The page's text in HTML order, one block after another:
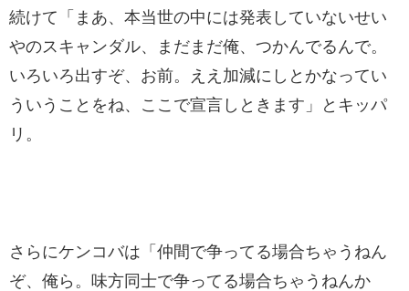
続けて「まあ、本当世の中には発表していないせい
やのスキャンダル、まだまだ俺、つかんでるんで。
いろいろ出すぞ、お前。ええ加減にしとかなってい
ういうことをね、ここで宣言しときます」とキッパ
リ。
さらにケンコバは「仲間で争ってる場合ちゃうねん
ぞ、俺ら。味方同士で争ってる場合ちゃうねんか